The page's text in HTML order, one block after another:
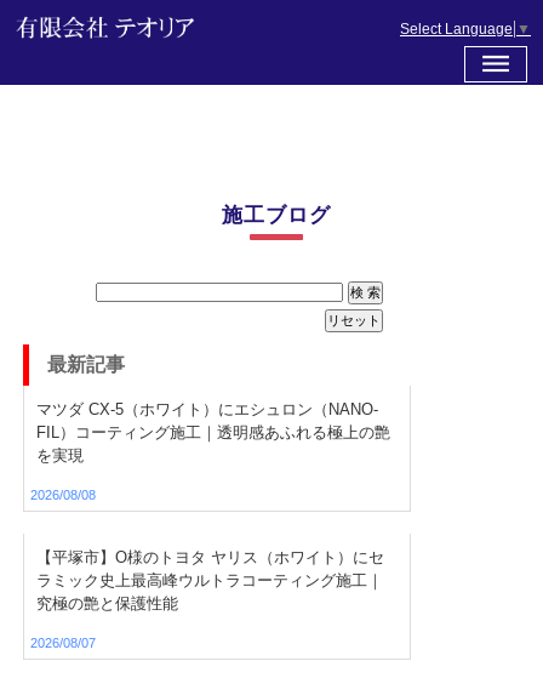
Select Language ▼
施工ブログ
最新記事
マツダ CX-5（ホワイト）にエシュロン（NANO-
FIL）コーティング施工｜透明感あふれる極上の艶
を実現
2026/08/08
【平塚市】O様のトヨタ ヤリス（ホワイト）にセ
ラミック史上最高峰ウルトラコーティング施工｜
究極の艶と保護性能
2026/08/07